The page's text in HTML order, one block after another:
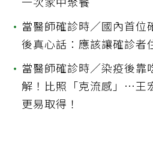
• 當醫師確診時／國內首位
後真心話：應該讓確診者
• 當醫師確診時／染疫後靠
解！比照「克流感」…王
更易取得！